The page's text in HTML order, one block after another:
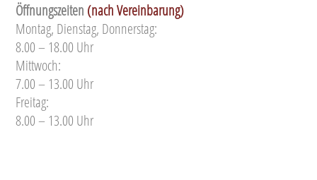
Öffnungszeiten (nach Vereinbarung)
Montag, Dienstag, Donnerstag:
8.00 – 18.00 Uhr
Mittwoch:
7.00 – 13.00 Uhr
Freitag:
8.00 – 13.00 Uhr